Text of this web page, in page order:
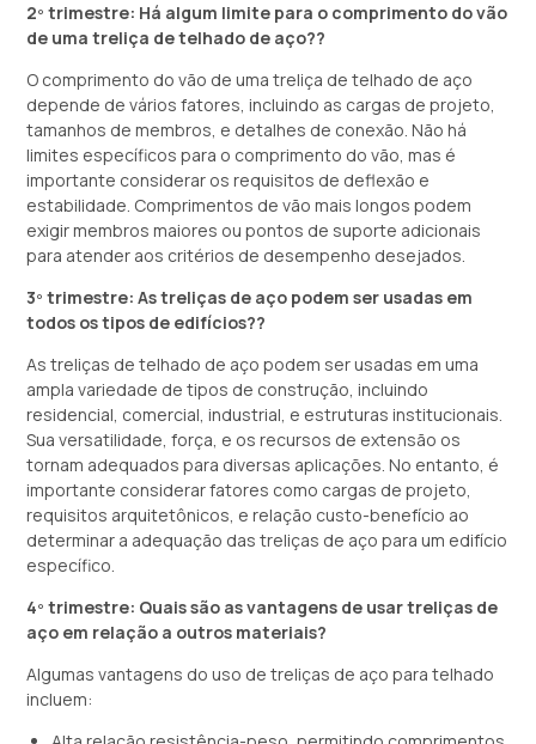
2º trimestre: Há algum limite para o comprimento do vão
de uma treliça de telhado de aço??
O comprimento do vão de uma treliça de telhado de aço
depende de vários fatores, incluindo as cargas de projeto,
tamanhos de membros, e detalhes de conexão. Não há
limites específicos para o comprimento do vão, mas é
importante considerar os requisitos de deflexão e
estabilidade. Comprimentos de vão mais longos podem
exigir membros maiores ou pontos de suporte adicionais
para atender aos critérios de desempenho desejados.
3º trimestre: As treliças de aço podem ser usadas em
todos os tipos de edifícios??
As treliças de telhado de aço podem ser usadas em uma
ampla variedade de tipos de construção, incluindo
residencial, comercial, industrial, e estruturas institucionais.
Sua versatilidade, força, e os recursos de extensão os
tornam adequados para diversas aplicações. No entanto, é
importante considerar fatores como cargas de projeto,
requisitos arquitetônicos, e relação custo-benefício ao
determinar a adequação das treliças de aço para um edifício
específico.
4º trimestre: Quais são as vantagens de usar treliças de
aço em relação a outros materiais?
Algumas vantagens do uso de treliças de aço para telhado
incluem: